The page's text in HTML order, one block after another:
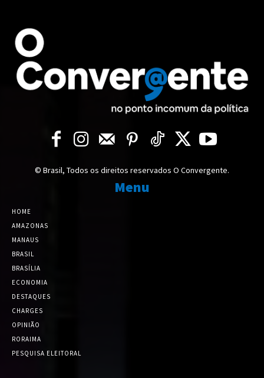
© Brasil, Todos os direitos reservados O Convergente.
Menu
HOME
AMAZONAS
MANAUS
BRASIL
BRASÍLIA
ECONOMIA
DESTAQUES
CHARGES
OPINIÃO
RORAIMA
PESQUISA ELEITORAL